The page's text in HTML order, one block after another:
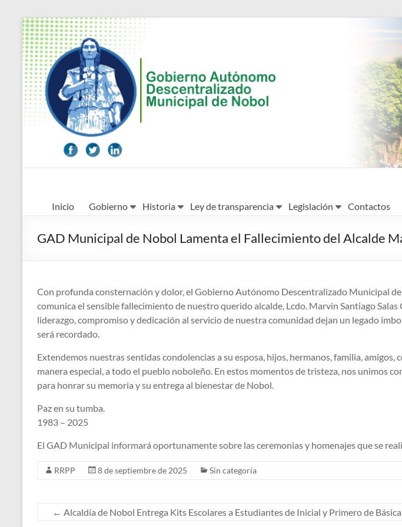
Saltar
al
contenido
Ciudadana
de
Inicio Gobierno Historia Ley de transparencia Legislación Contactos
GAD Municipal de Nobol Lamenta el Fallecimiento del Alcalde
Con profunda consternación y dolor, el Gobierno Autónomo Descentralizado Municipal
comunica el sensible fallecimiento de nuestro querido alcalde, Lcdo. Marvin Santiago Salas
liderazgo, compromiso y dedicación al servicio de nuestra comunidad dejan un legado
será recordado.
Extendemos nuestras sentidas condolencias a su esposa, hijos, hermanos, familia, amigos,
manera especial, a todo el pueblo noboleño. En estos momentos de tristeza, nos unimos
para honrar su memoria y su entrega al bienestar de Nobol.
Paz en su tumba.
1983 – 2025
El GAD Municipal informará oportunamente sobre las ceremonias y homenajes que se
RRPP 8 de septiembre de 2025 Sin categoría
← Alcaldía de Nobol Entrega Kits Escolares a Estudiantes de Inicial y Primero de Básica